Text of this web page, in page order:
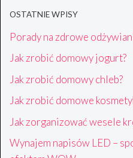
OSTATNIE WPISY
Porady na zdrowe
Jak zrobić domowy jogurt?
Jak zrobić domowy chleb?
Jak zrobić domowe
Jak zorganizować wesele
Wynajem napisów LED –